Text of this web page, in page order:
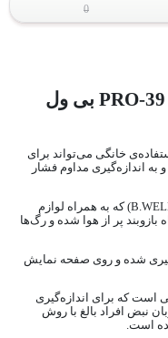
0
دستگاه فشار سنج مچی مدل PRO-39 بی ول
خانگی می‌تواند برای
به اندازه‌گیری مداوم فشار
دستگاه فشار سنج مچی مدل PRO-39 بی ول (B.WELL) که به همراه لوازم
پر از هوا شده و رگ‌ها
شده و روی صفحه نمایش
است که برای اندازه‌گیری
نبض افراد بالغ با روش
است.